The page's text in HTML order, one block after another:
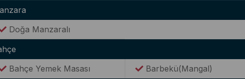
Doğa Manzaralı
Bahçe Yemek Masası
Barbekü(Mangal)